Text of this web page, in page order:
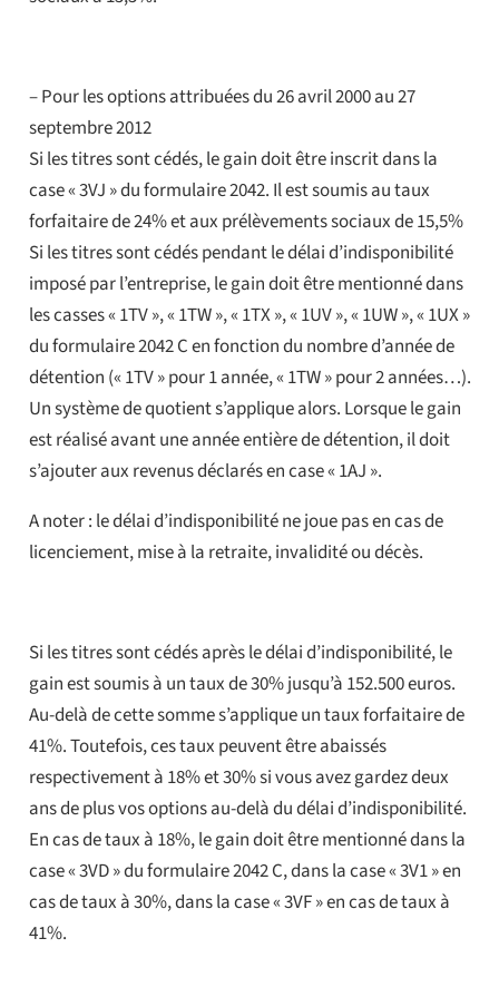
– Pour les options attribuées du 26 avril 2000 au 27
septembre 2012
Si les titres sont cédés, le gain doit être inscrit dans la
case « 3VJ » du formulaire 2042. Il est soumis au taux
forfaitaire de 24% et aux prélèvements sociaux de 15,5%
Si les titres sont cédés pendant le délai d’indisponibilité
imposé par l’entreprise, le gain doit être mentionné dans
les casses « 1TV », « 1TW », « 1TX », « 1UV », « 1UW », « 1UX »
du formulaire 2042 C en fonction du nombre d’année de
détention (« 1TV » pour 1 année, « 1TW » pour 2 années…).
Un système de quotient s’applique alors. Lorsque le gain
est réalisé avant une année entière de détention, il doit
s’ajouter aux revenus déclarés en case « 1AJ ».
A noter : le délai d’indisponibilité ne joue pas en cas de
licenciement, mise à la retraite, invalidité ou décès.
Si les titres sont cédés après le délai d’indisponibilité, le
gain est soumis à un taux de 30% jusqu’à 152.500 euros.
Au-delà de cette somme s’applique un taux forfaitaire de
41%. Toutefois, ces taux peuvent être abaissés
respectivement à 18% et 30% si vous avez gardez deux
ans de plus vos options au-delà du délai d’indisponibilité.
En cas de taux à 18%, le gain doit être mentionné dans la
case « 3VD » du formulaire 2042 C, dans la case « 3V1 » en
cas de taux à 30%, dans la case « 3VF » en cas de taux à
41%.